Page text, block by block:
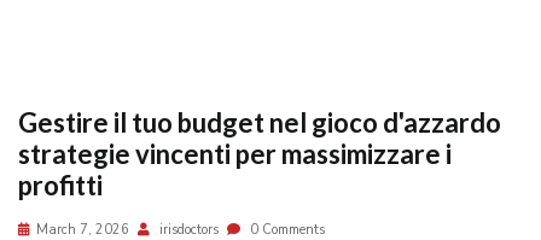
Gestire il tuo budget nel gioco d'azzardo
strategie vincenti per massimizzare i
profitti
March 7, 2026 irisdoctors 0 Comments